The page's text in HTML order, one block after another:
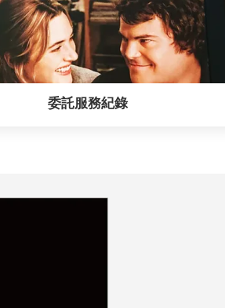
委託服務紀錄